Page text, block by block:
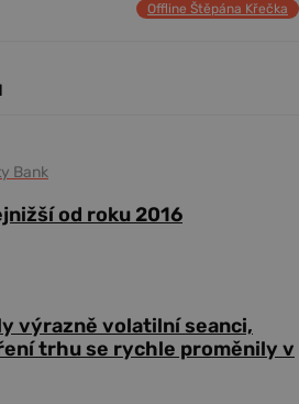
Offline Štěpána Křečka
Bank
od roku 2016
výrazně volatilní seanci,
trhu se rychle proměnily v